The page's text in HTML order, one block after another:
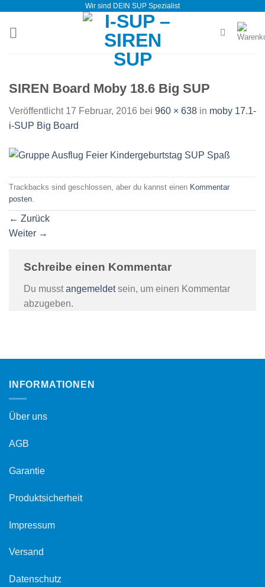
springen
Wir sind DEIN SUP Spezialist
SIREN Board Moby 18.6 Big SUP
Veröffentlicht 17 Februar, 2016 bei 960 × 638 in moby 17.1-
i-SUP Big Board
Trackbacks sind geschlossen, aber du kannst einen Kommentar
posten
← Zurück
Weiter →
Schreibe einen Kommentar
Du musstangemeldetsein, um einen Kommentar
abzugeben.
INFORMATIONEN
Über uns
AGB
Garantie
Produktsicherheit
Impressum
Versand
Datenschutz